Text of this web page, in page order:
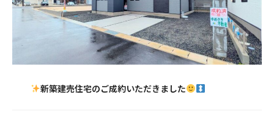
新築建売住宅のご成約いただきました